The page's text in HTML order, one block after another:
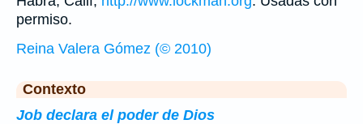
permiso.
Reina Valera Gómez (© 2010)
Contexto
Job declara el poder de Dios